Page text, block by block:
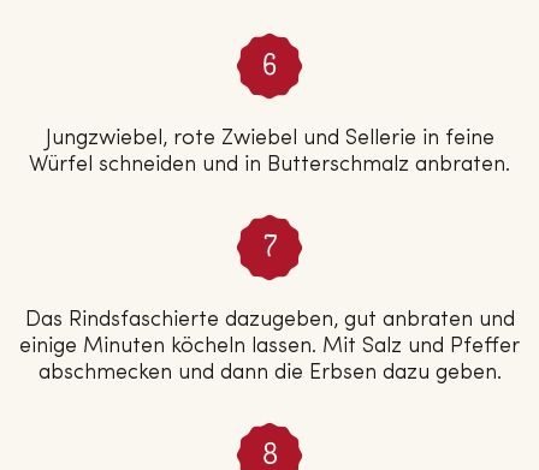
Jungzwiebel, rote Zwiebel und Sellerie in feine
Würfel schneiden und in Butterschmalz anbraten.
Das Rindsfaschierte dazugeben, gut anbraten und
einige Minuten köcheln lassen. Mit Salz und Pfeffer
abschmecken und dann die Erbsen dazu geben.